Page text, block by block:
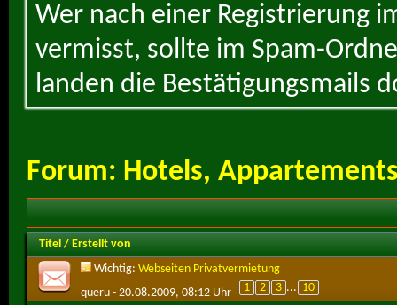
Wer nach einer Registrierung
vermisst, sollte im Spam-
landen die Bestätigungsmails
Forum: Hotels,
Titel / Erstellt von
Wichtig: Webseiten Privatvermietung
queru - 20.08.2009, 08:12 Uhr 1 2 3 ... 10